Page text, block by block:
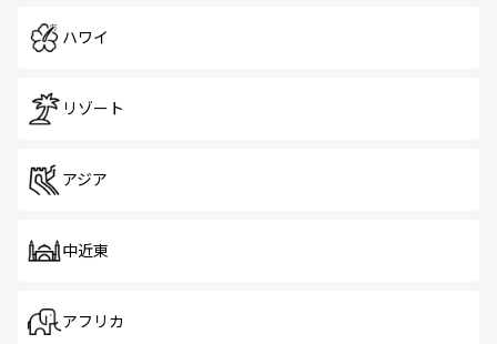
ハワイ
リゾート
アジア
中近東
アフリカ